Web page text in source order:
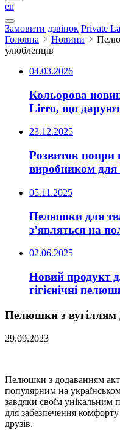
en
Замовити дзвінок Private
Головна
Новини
улюбленцiв
04.03.2026
Кольорова
Lirro, що
23.12.2025
Розвиток попри
виробником
05.11.2025
Пелюшки для
з’являться на
02.06.2025
Новий
гiгiєнiчнi
Пелюшки з вугiллям
29.09.2023
Пелюшки з додаванням
популярним на
завдяки своїм унікальним
для забезпечення
друзів.